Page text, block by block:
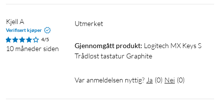
Vekt: 810 g
Oppladbart Li-Po-batteri (1500 mAh)
Valgfri tilpasningsapp: Logi Options+
Kompatibelt med Windows, MacOS, Linux, Chrome OS,
Leveres med Logi Bolt-mottaker. Ikke kompatibelt med andre
Kjell A
Verifisert kjøper
4/5
10 måneder siden
Utmerket
Gjennomgått produkt: Logitech MX Keys S
Trådløst tastatur Graphite
Var anmeldelsen nyttig? Ja (0) Nei (0)